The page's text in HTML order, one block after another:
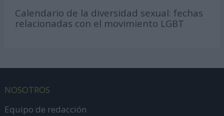
Calendario de la diversidad sexual: fechas
relacionadas con el movimiento LGBT
NOSOTROS
Equipo de redacción